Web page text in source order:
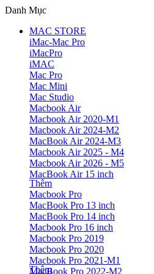
Danh Mục
MAC STORE
iMac-Mac Pro
iMacPro
iMAC
Mac Pro
Mac Mini
Mac Studio
Macbook Air
Macbook Air 2020-M1
Macbook Air 2024-M2
MacBook Air 2024-M3
Macbook Air 2025 - M4
Macbook Air 2026 - M5
MacBook Air 15 inch
Thêm
Macbook Pro
MacBook Pro 13 inch
MacBook Pro 14 inch
Macbook Pro 16 inch
Macbook Pro 2019
Macbook Pro 2020
Macbook Pro 2021-M1
MacBook Pro 2022-M2
Thêm